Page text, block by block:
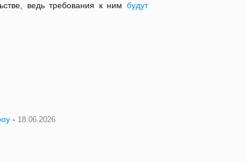
ведь требования к ним будут
- 18.06.2026